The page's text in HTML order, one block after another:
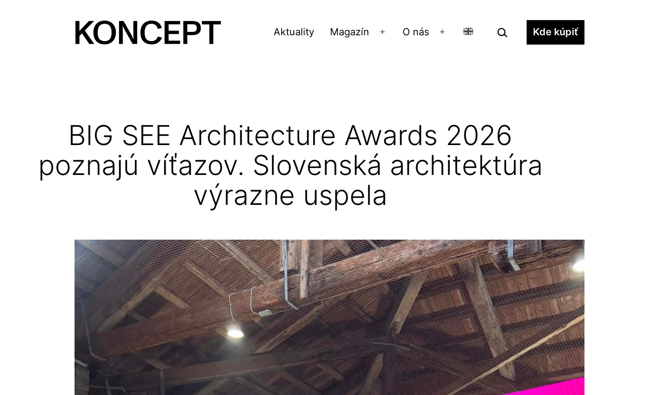
Aktuality Magazín
Otvoriť
O nás
Otvoriť
Hľadať… Kde kúpiť
BIG SEE Architecture Awards 2026
poznajú víťazov. Slovenská architektúra
výrazne uspela